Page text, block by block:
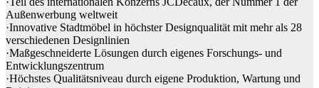
Außenwerbung weltweit
·Innovative Stadtmöbel in höchster Designqualität mit mehr als 28
verschiedenen Designlinien
·Maßgeschneiderte Lösungen durch eigenes Forschungs- und
Entwicklungszentrum
·Höchstes Qualitätsniveau durch eigene Produktion, Wartung und